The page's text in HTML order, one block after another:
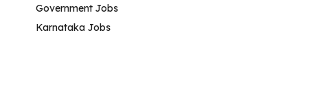
Government Jobs
Karnataka Jobs